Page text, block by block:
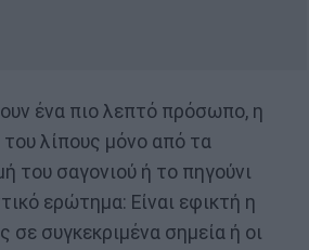
ένα πιο λεπτό πρόσωπο, η
λίπους μόνο από τα
του σαγονιού ή το πηγούνι
ερώτημα: Είναι εφικτή η
σε συγκεκριμένα σημεία ή οι